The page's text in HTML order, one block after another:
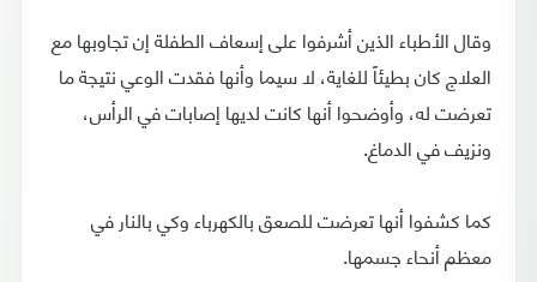
وقال الأطباء الذين أشرفوا على إسعاف الطفلة إن تجاوبها مع
العلاج كان بطيئاً للغاية، لا سيما وأنها فقدت الوعي نتيجة ما
تعرضت له، وأوضحوا أنها كانت لديها إصابات في الرأس،
ونزيف في الدماغ.
كما كشفوا أنها تعرضت للصعق بالكهرباء وكي بالنار في
معظم أنحاء جسمها.